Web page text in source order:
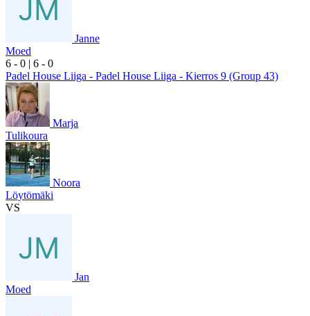
Janne
Moed
6 - 0 | 6 - 0
Padel House Liiga - Padel House Liiga - Kierros 9 (Group 43)
Marja
Tulikoura
Noora
Löytömäki
VS
Jan
Moed